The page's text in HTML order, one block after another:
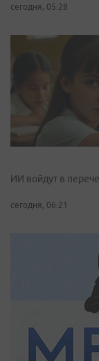
сегодня, 05:28
ИИ войдут в
сегодня, 06:21